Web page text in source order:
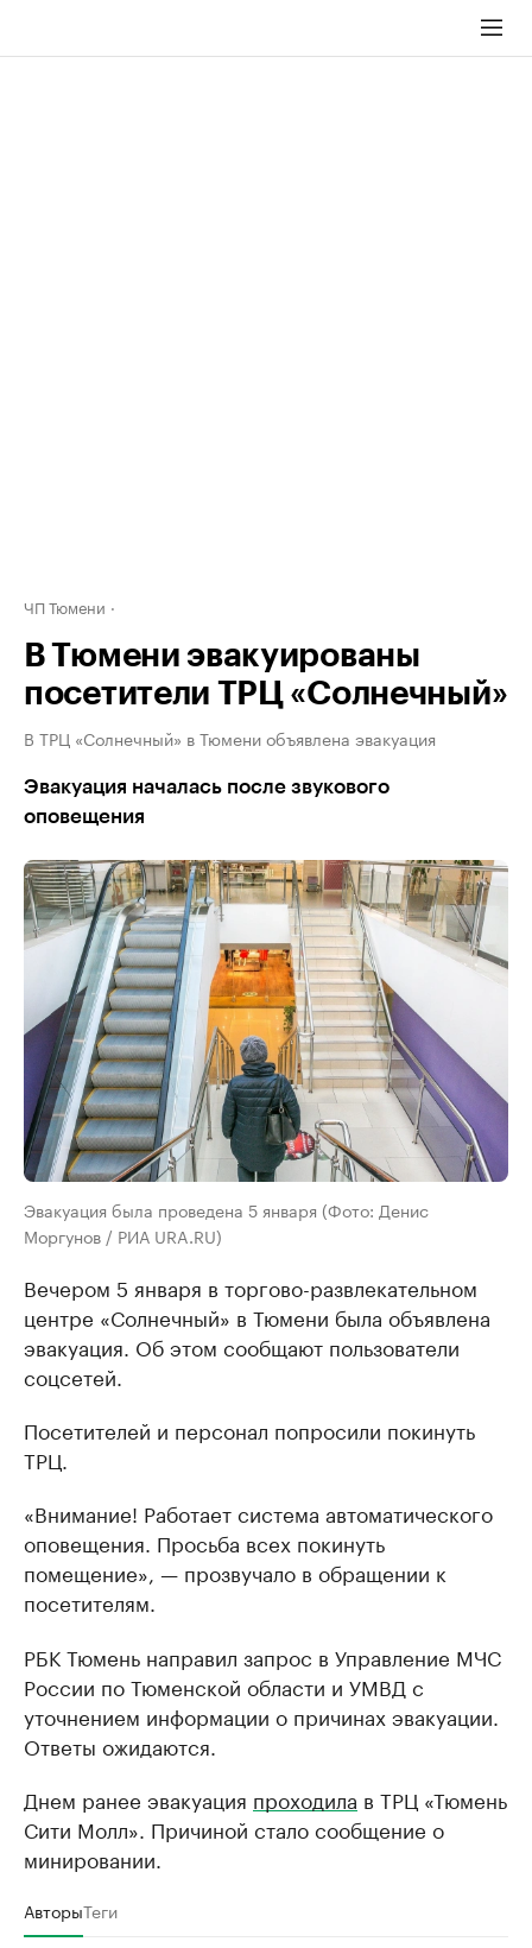
ЧП Тюмени
В Тюмени эвакуированы
посетители ТРЦ «Солнечный»
В ТРЦ «Солнечный» в Тюмени объявлена эвакуация
Эвакуация началась после звукового
оповещения
Эвакуация была проведена 5 января (Фото: Денис
Моргунов / РИА URA.RU)
Вечером 5 января в торгово-развлекательном
центре «Солнечный» в Тюмени была объявлена
эвакуация. Об этом сообщают пользователи
соцсетей.
Посетителей и персонал попросили покинуть
ТРЦ.
«Внимание! Работает система автоматического
оповещения. Просьба всех покинуть
помещение», — прозвучало в обращении к
посетителям.
РБК Тюмень направил запрос в Управление МЧС
России по Тюменской области и УМВД с
уточнением информации о причинах эвакуации.
Ответы ожидаются.
Днем ранее эвакуация проходила в ТРЦ «Тюмень
Сити Молл». Причиной стало сообщение о
минировании.
АвторыТеги